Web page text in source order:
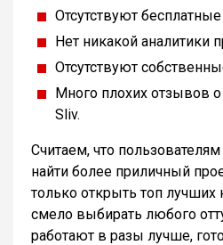
Отсутствуют
Нет никакой аналитики
Отсутствуют
Много плохих отзывов о
Sliv.
Считаем, что
найти более приличный
только открыть топ
смело выбирать любого
работают в разы лучше,